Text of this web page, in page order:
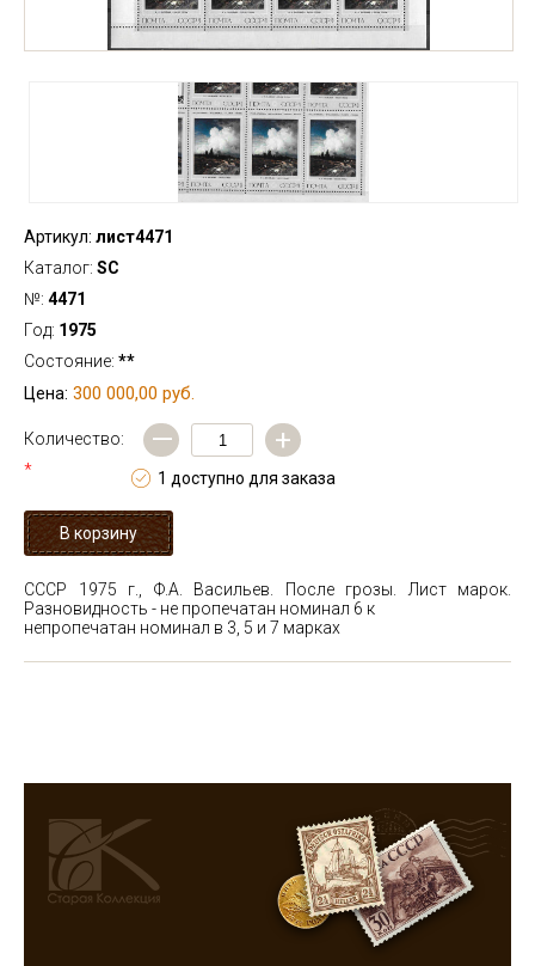
Артикул: лист4471
Каталог: SC
№: 4471
Год: 1975
Состояние: **
Цена: 300 000,00 руб.
Количество:
*
— +
1 доступно для заказа
СССР 1975 г., Ф.А. Васильев. После грозы. Лист марок.
Разновидность - не пропечатан номинал 6 к
непропечатан номинал в 3, 5 и 7 марках